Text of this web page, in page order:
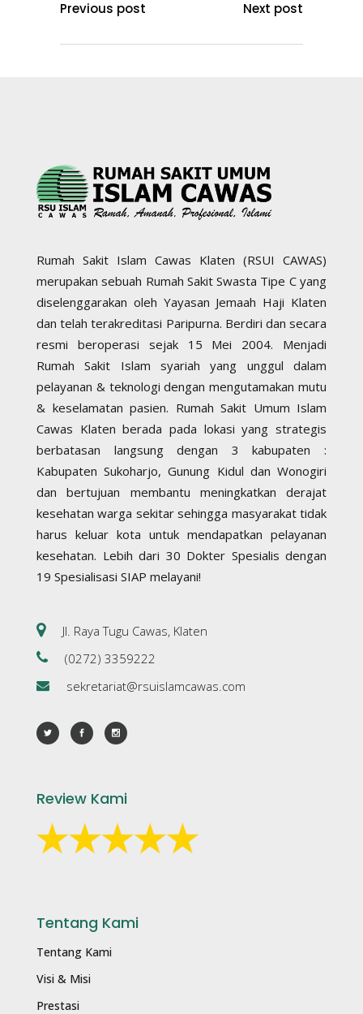
Previous post Next post
Rumah Sakit Islam Cawas Klaten (RSUI CAWAS)
merupakan sebuah Rumah Sakit Swasta Tipe C yang
diselenggarakan oleh Yayasan Jemaah Haji Klaten
dan telah terakreditasi Paripurna. Berdiri dan secara
resmi beroperasi sejak 15 Mei 2004. Menjadi
Rumah Sakit Islam syariah yang unggul dalam
pelayanan & teknologi dengan mengutamakan mutu
& keselamatan pasien. Rumah Sakit Umum Islam
Cawas Klaten berada pada lokasi yang strategis
berbatasan langsung dengan 3 kabupaten :
Kabupaten Sukoharjo, Gunung Kidul dan Wonogiri
dan bertujuan membantu meningkatkan derajat
kesehatan warga sekitar sehingga masyarakat tidak
harus keluar kota untuk mendapatkan pelayanan
kesehatan. Lebih dari 30 Dokter Spesialis dengan
19 Spesialisasi SIAP melayani!
Jl. Raya Tugu Cawas, Klaten
(0272) 3359222
sekretariat@rsuislamcawas.com
Review Kami
Tentang Kami
Tentang Kami
Visi & Misi
Prestasi